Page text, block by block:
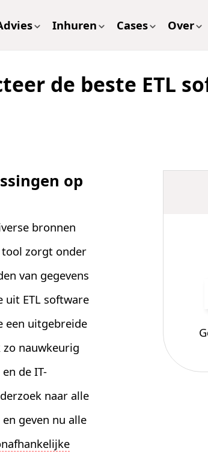
Inhuren Cases Over
de beste ETL
op
bronnen
tool zorgt onder
van gegevens
uit ETL software
een uitgebreide
nauwkeurig
de IT-
naar alle
geven nu alle